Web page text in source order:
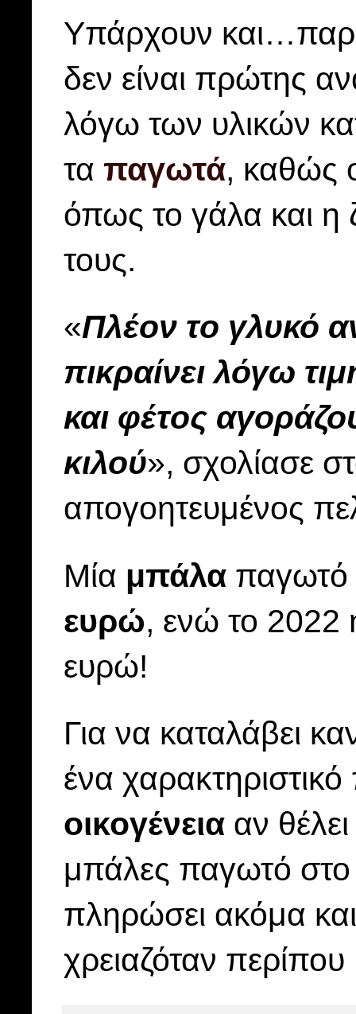
Υπάρχουν
δεν είναι πρώτης
λόγω των υλικών
τα παγωτά, καθώς
όπως το γάλα και η
τους.
«Πλέον το γλυκό
πικραίνει λόγω
και φέτος
κιλού», σχολίασε
απογοητευμένος
Μία μπάλα παγωτό
ευρώ, ενώ το 2022
ευρώ!
Για να καταλάβει
ένα
οικογένεια αν
μπάλες παγωτό στο
πληρώσει ακόμα
χρειαζόταν